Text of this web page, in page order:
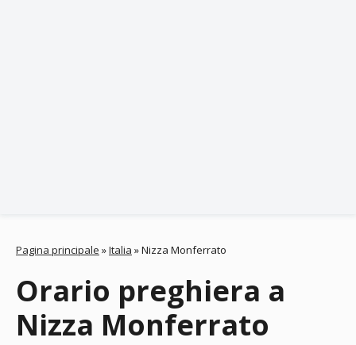
Pagina principale »Italia »Nizza Monferrato
Orario preghiera a
Nizza Monferrato